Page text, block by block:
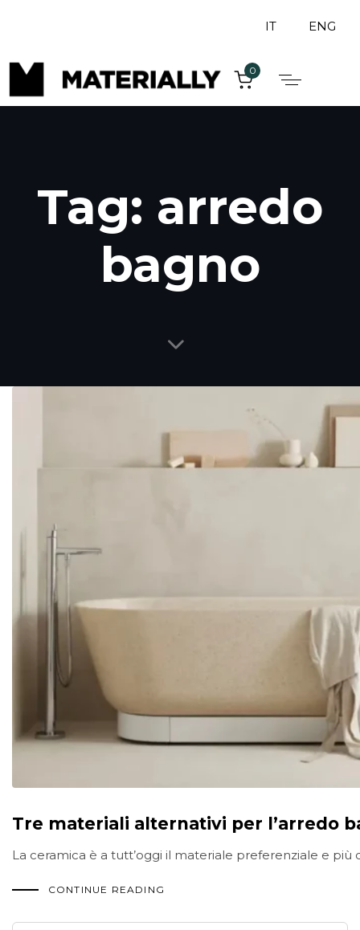
IT ENG
0
Tag: arredo
bagno
Tre materiali alternativi per l’arredo
La ceramica è a tutt’oggi il materiale preferenziale e
CONTINUE READING